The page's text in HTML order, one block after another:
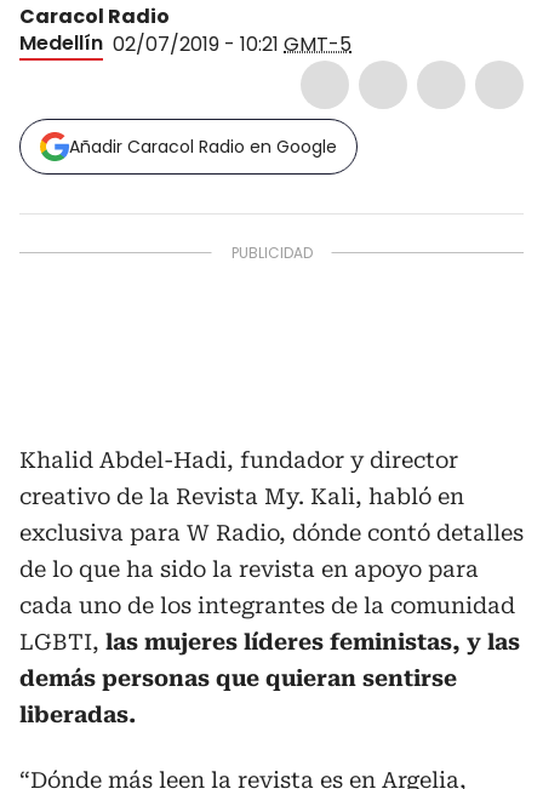
Caracol Radio
Medellín 02/07/2019 - 10:21 GMT-5
Añadir Caracol Radio en Google
Khalid Abdel-Hadi, fundador y director
creativo de la Revista My. Kali, habló en
exclusiva para W Radio, dónde contó detalles
de lo que ha sido la revista en apoyo para
cada uno de los integrantes de la comunidad
LGBTI, las mujeres líderes feministas, y las
demás personas que quieran sentirse
liberadas.
“Dónde más leen la revista es en Argelia,